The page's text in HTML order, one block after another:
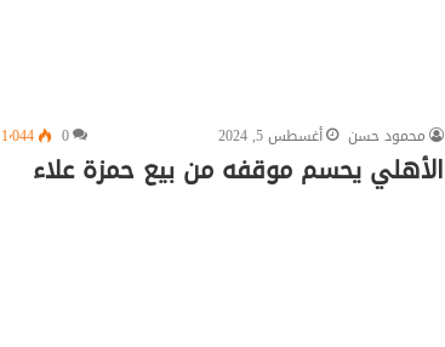
محمود حسن أغسطس 5, 2024 0 1٬044
الأهلي يحسم موقفه من بيع حمزة علاء